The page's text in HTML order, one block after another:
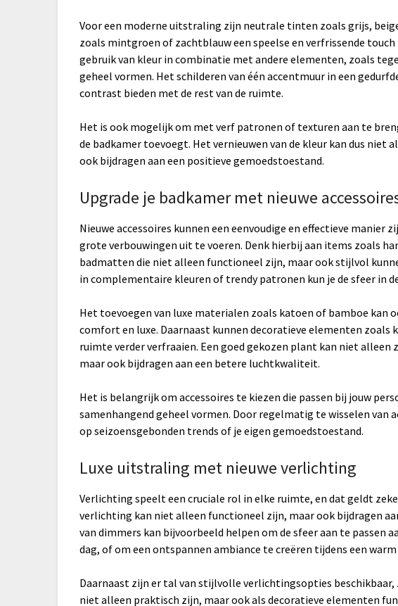
Voor een moderne uitstraling zijn neutrale tinten zoals grijs,
zoals mintgroen of zachtblauw een speelse en verfrissende
gebruik van kleur in combinatie met andere elementen, zoals
geheel vormen. Het schilderen van één accentmuur in een
contrast bieden met de rest van de ruimte.
Het is ook mogelijk om met verf patronen of texturen aan te
de badkamer toevoegt. Het vernieuwen van de kleur kan dus niet
ook bijdragen aan een positieve gemoedstoestand.
Upgrade je badkamer met nieuwe
Nieuwe accessoires kunnen een eenvoudige en effectieve manier
grote verbouwingen uit te voeren. Denk hierbij aan items zoals
badmatten die niet alleen functioneel zijn, maar ook stijlvol
in complementaire kleuren of trendy patronen kun je de sfeer in
Het toevoegen van luxe materialen zoals katoen of bamboe kan
comfort en luxe. Daarnaast kunnen decoratieve elementen zoals
ruimte verder verfraaien. Een goed gekozen plant kan niet
maar ook bijdragen aan een betere luchtkwaliteit.
Het is belangrijk om accessoires te kiezen die passen bij jouw
samenhangend geheel vormen. Door regelmatig te wisselen van
op seizoensgebonden trends of je eigen gemoedstoestand.
Luxe uitstraling met nieuwe verlichting
Verlichting speelt een cruciale rol in elke ruimte, en dat geldt
verlichting kan niet alleen functioneel zijn, maar ook bijdragen
van dimmers kan bijvoorbeeld helpen om de sfeer aan te passen
dag, of om een ontspannen ambiance te creëren tijdens een warm
Daarnaast zijn er tal van stijlvolle verlichtingsopties
niet alleen praktisch zijn, maar ook als decoratieve elementen